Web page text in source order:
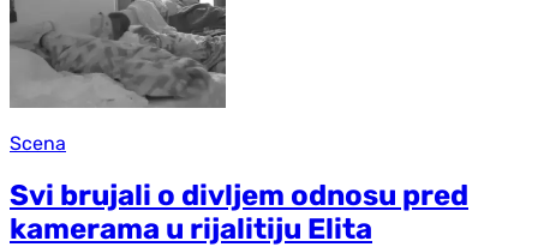
Scena
Svi brujali o divljem odnosu pred
kamerama u rijalitiju Elita